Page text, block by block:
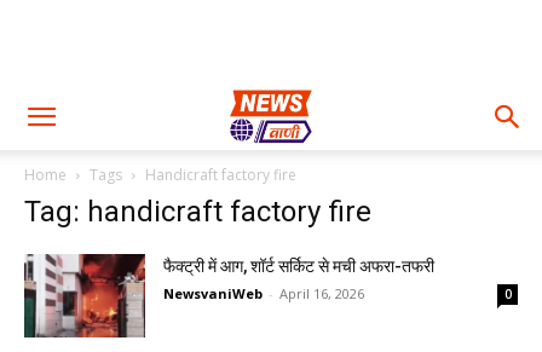
Home Tags Handicraft factory fire
Tag: handicraft factory fire
फैक्ट्री में आग, शॉर्ट सर्किट से मची अफरा-तफरी
NewsvaniWeb - April 16, 2026 0